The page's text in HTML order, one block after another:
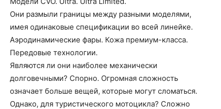
Они размыли границы между разными моделями,
имея одинаковые спецификации во всей линейке.
Аэродинамические фары. Кожа премиум-класса.
Передовые технологии.
Являются ли они наиболее механически
долговечными? Спорно. Огромная сложность
означает больше вещей, которые могут сломаться.
Однако, для туристического мотоцикла? Сложно